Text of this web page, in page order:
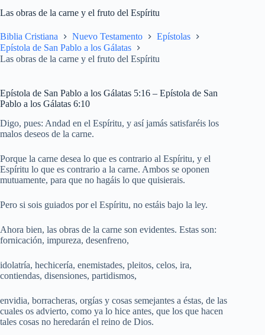
Las obras de la carne y el fruto del Espíritu
Biblia Cristiana Nuevo Testamento
Epístolas
Epístola de San Pablo a los Gálatas
Las obras de la carne y el fruto del Espíritu
Epístola de San Pablo a los Gálatas 5:16 – Epístola de San
Pablo a los Gálatas 6:10
Digo, pues: Andad en el Espíritu, y así jamás satisfaréis los
malos deseos de la carne.
Porque la carne desea lo que es contrario al Espíritu, y el
Espíritu lo que es contrario a la carne. Ambos se oponen
mutuamente, para que no hagáis lo que quisierais.
Pero si sois guiados por el Espíritu, no estáis bajo la ley.
Ahora bien, las obras de la carne son evidentes. Estas son:
fornicación, impureza, desenfreno,
idolatría, hechicería, enemistades, pleitos, celos, ira,
contiendas, disensiones, partidismos,
envidia, borracheras, orgías y cosas semejantes a éstas, de las
cuales os advierto, como ya lo hice antes, que los que hacen
tales cosas no heredarán el reino de Dios.